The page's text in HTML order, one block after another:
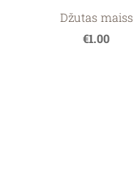
Džutas maiss
€1.00